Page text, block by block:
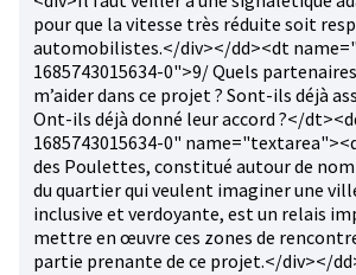
pour que la vitesse très réduite soit
automobilistes.</div></dd><dt
1685743015634-0">9/ Quels
m’aider dans ce projet ? Sont-ils déjà
Ont-ils déjà donné leur accord ?</
1685743015634-0"
des Poulettes, constitué autour de
du quartier qui veulent imaginer une
inclusive et verdoyante, est un relais
mettre en œuvre ces zones de
partie prenante de ce projet.</div></